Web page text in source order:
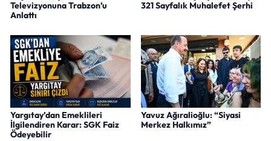
Televizyonuna Trabzon’u
Anlattı
321 Sayfalık Muhalefet Şerhi
Yargıtay’dan Emeklileri
İlgilendiren Karar: SGK Faiz
Ödeyebilir
Yavuz Ağıralioğlu: “Siyasi
Merkez Halkımız”